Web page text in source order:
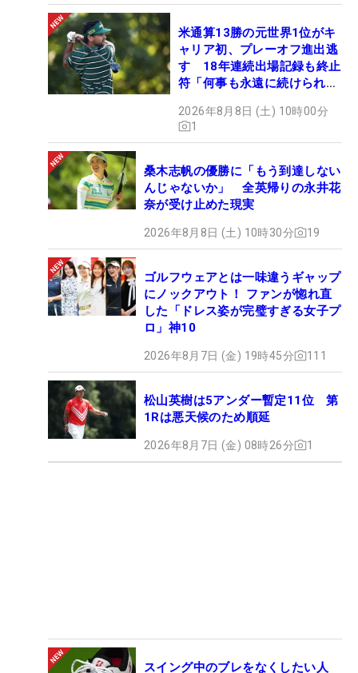
米通算13勝の元世界1位がキ
ャリア初、プレーオフ進出逃
す 18年連続出場記録も終止
符「何事も永遠に続けられな
2026年8月8日 (土) 10時00分
1
桑木志帆の優勝に「もう到達しない
んじゃないか」 全英帰りの永井花
奈が受け止めた現実
2026年8月8日 (土) 10時30分 19
ゴルフウェアとは一味違うギャップ
にノックアウト！ ファンが惚れ直
した「ドレス姿が完璧すぎる女子プ
ロ」神10
2026年8月7日 (金) 19時45分 111
松山英樹は5アンダー暫定11位 第
1Rは悪天候のため順延
2026年8月7日 (金) 08時26分 1
スイング中のブレをなくしたい人